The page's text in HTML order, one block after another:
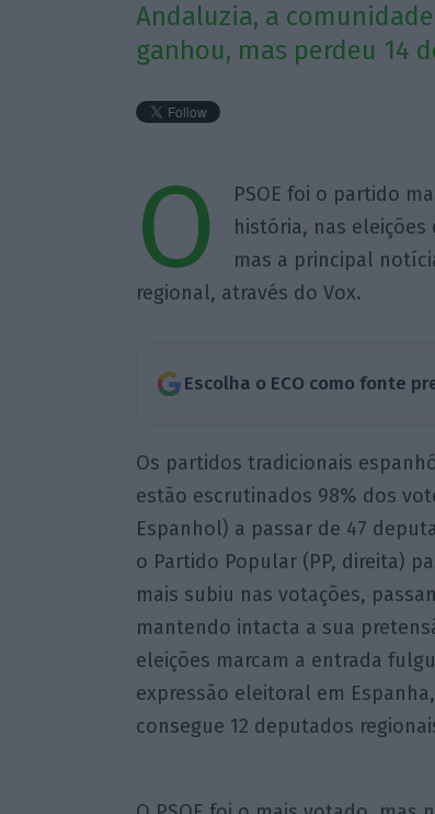
Andaluzia, a
ganhou, mas perdeu 14
O
PSOE foi o partido
história, nas
mas a principal
regional, através do Vox.
Escolha o ECO como fonte
Os partidos tradicionais
estão escrutinados 98% dos
Espanhol) a passar de 47
o Partido Popular (PP, direita)
mais subiu nas votações,
mantendo intacta a sua
eleições marcam a entrada
expressão eleitoral em
consegue 12 deputados